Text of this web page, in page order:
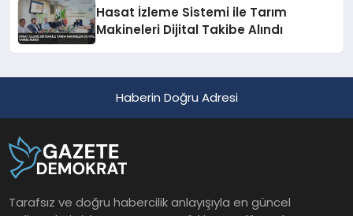
Hasat İzleme Sistemi ile Tarım
Makineleri Dijital Takibe Alındı
Haberin Doğru Adresi
Tarafsız ve doğru habercilik anlayışıyla en güncel